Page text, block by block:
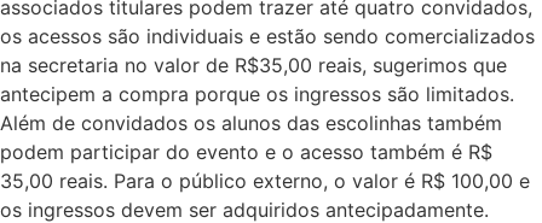
associados titulares podem trazer até quatro convidados,
os acessos são individuais e estão sendo comercializados
na secretaria no valor de R$35,00 reais, sugerimos que
antecipem a compra porque os ingressos são limitados.
Além de convidados os alunos das escolinhas também
podem participar do evento e o acesso também é R$
35,00 reais. Para o público externo, o valor é R$ 100,00 e
os ingressos devem ser adquiridos antecipadamente.